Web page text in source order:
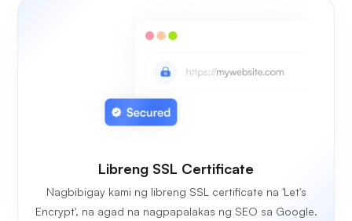
Libreng SSL Certificate
Nagbibigay kami ng libreng SSL certificate na 'Let's
Encrypt', na agad na nagpapalakas ng SEO sa Google.